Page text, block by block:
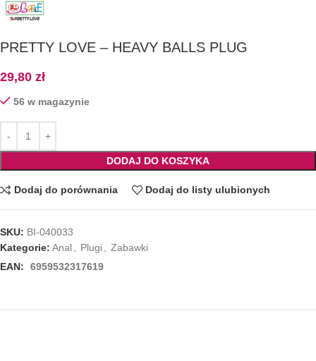
PRETTY LOVE – HEAVY BALLS PLUG
29,80 zł
56 w magazynie
DODAJ DO KOSZYKA
Dodaj do porównania Dodaj do listy ulubionych
SKU: BI-040033
Kategorie: Anal Plugi
Zabawki
EAN:
6959532317619